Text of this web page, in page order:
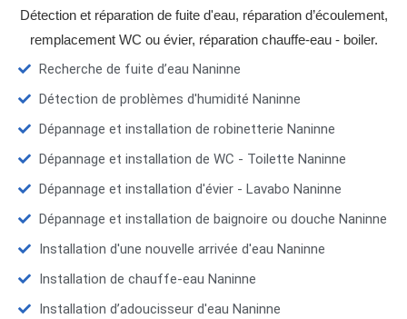
Détection et réparation de fuite d'eau, réparation d’écoulement,
remplacement WC ou évier, réparation chauffe-eau - boiler.
Recherche de fuite d’eau Naninne
Détection de problèmes d'humidité Naninne
Dépannage et installation de robinetterie Naninne
Dépannage et installation de WC - Toilette Naninne
Dépannage et installation d'évier - Lavabo Naninne
Dépannage et installation de baignoire ou douche Naninne
Installation d'une nouvelle arrivée d'eau Naninne
Installation de chauffe-eau Naninne
Installation d’adoucisseur d'eau Naninne